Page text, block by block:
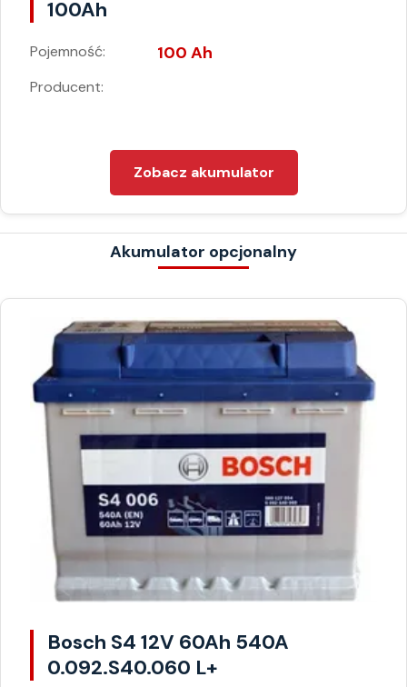
100Ah
Pojemność: 100 Ah
Producent:
Zobacz akumulator
Akumulator opcjonalny
Bosch S4 12V 60Ah 540A
0.092.S40.060 L+